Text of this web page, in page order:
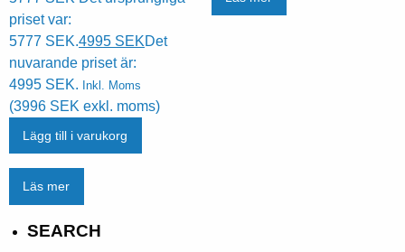
priset var:
5777 SEK.4995 SEKDet
nuvarande priset är:
4995 SEK. Inkl. Moms
(3996 SEK exkl. moms)
Lägg till i varukorg
Läs mer
SEARCH